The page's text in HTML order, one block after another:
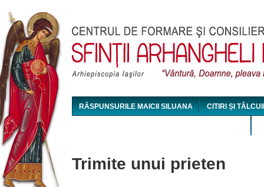
RĂSPUNSURILE MAICII SILUANA CITIRI ȘI
Trimite unui prieten